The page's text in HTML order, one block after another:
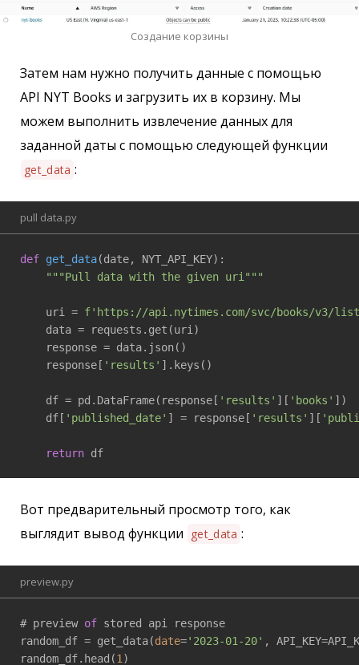
Создание корзины
Затем нам нужно получить данные с помощью
API NYT Books и загрузить их в корзину. Мы
можем выполнить извлечение данных для
заданной даты с помощью следующей функции
get_data :
pull data.py
def get_data(date, NYT_API_KEY) :
"""Pull data with the given uri"""
    uri =
f'https://api.nytimes.com/svc/books/v3/
    data = requests.get(uri)
    response = data.json()
    response[
'results' ].keys()
    df = pd.DataFrame(response[
'results' ][ 'books' ])
    df[
'published_date' ] = response[ 'results' ][
return df
Вот предварительный просмотр того, как
выглядит вывод функции get_data :
preview.py
# preview of stored api response
random_df = get_data(date='2023-01-20' ,
random_df.head(1 )